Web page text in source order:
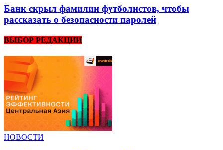
Банк скрыл фамилии футболистов, чтобы
рассказать о безопасности паролей
ВЫБОР РЕДАКЦИИ
НОВОСТИ